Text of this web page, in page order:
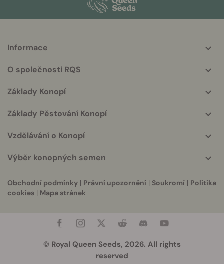
info
Informace
O společnosti RQS
Základy Konopí
Základy Pěstování Konopí
Vzdělávání o Konopí
Výběr konopných semen
Obchodní podmínky | Právní upozornění | Soukromí | Politika
cookies | Mapa stránek
© Royal Queen Seeds, 2026. All rights
reserved